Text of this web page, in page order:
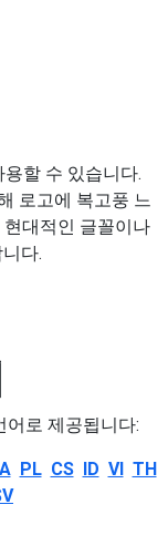
할 수 있습니다.
로고에 복고풍 느
대적인 글꼴이나
다.
어로 제공됩니다:
PL CS ID VI TH